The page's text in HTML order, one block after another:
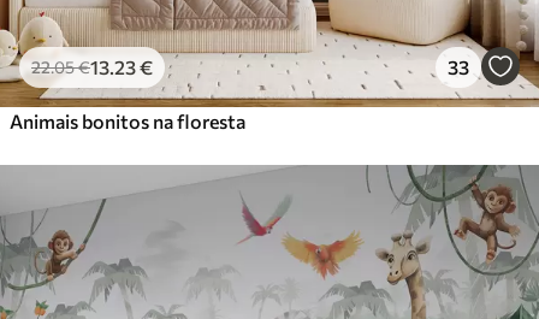
22.05€13 .23€ 33
Animais bonitos na floresta